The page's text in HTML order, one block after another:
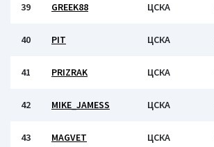
39 GREEK88 ЦСКА
40 PIT ЦСКА
41 PRIZRAK ЦСКА
42 MIKE_JAMESS ЦСКА
43 MAGVET ЦСКА